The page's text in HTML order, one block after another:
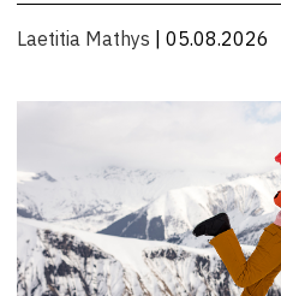
Laetitia Mathys | 05.08.2026